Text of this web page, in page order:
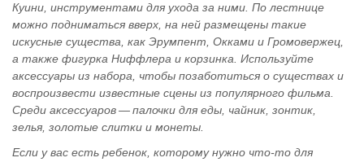
Куини, инструментами для ухода за ними. По лестнице
можно подниматься вверх, на ней размещены такие
искусные существа, как Эрумпент, Окками и Громовержец,
а также фигурка Ниффлера и корзинка. Используйте
аксессуары из набора, чтобы позаботиться о существах и
воспроизвести известные сцены из популярного фильма.
Среди аксессуаров — палочки для еды, чайник, зонтик,
зелья, золотые слитки и монеты.
Если у вас есть ребенок, которому нужно что-то для